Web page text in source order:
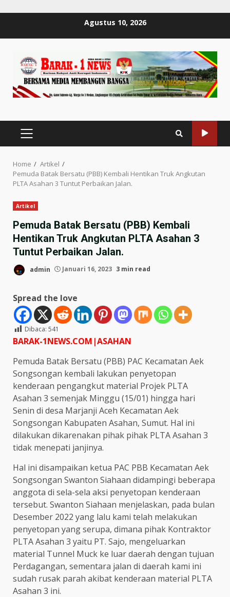
Agustus 10, 2026
PRIMARY
MENU
Home
Artikel
Pemuda Batak Bersatu (PBB) Kembali Hentikan Truk Angkutan
PLTA Asahan 3 Tuntut Perbaikan Jalan.
Artikel
Pemuda Batak Bersatu (PBB) Kembali
Hentikan Truk Angkutan PLTA Asahan 3
Tuntut Perbaikan Jalan.
admin Januari 16, 2023 3 min read
Spread the love
Dibaca: 541
BARAK-1NEWS.COM|ASAHAN
Pemuda Batak Bersatu (PBB) PAC Kecamatan Aek
Songsongan kembali lakukan penyetopan
kenderaan pengangkut material Projek PLTA
Asahan 3 semenjak Minggu (15/01) hingga hari
Senin di desa Marjanji Aceh Kecamatan Aek
Songsongan Kabupaten Asahan, Sumut. Hal ini
dilakukan dikarenakan pihak pihak PLTA Asahan 3
tidak menepati janjinya.
Hal ini disampaikan ketua PAC PBB Kecamatan Aek
Songsongan Swanton Siahaan didampingi beberapa
anggota di sela-sela aksi penyetopan kenderaan
tersebut. Swanton Siahaan menjelaskan, pada bulan
Desember 2022 yang lalu kami telah melakukan
penyetopan yang serupa, dimana pihak Kontraktor
PLTA Asahan 3 yaitu PT. Sajo, mengeluarkan
material Tunnel Muck ke luar daerah dengan tujuan
Perdagangan, sementara jalan di daerah kami ini
sudah rusak parah akibat kenderaan material PLTA
Asahan 3 ini.